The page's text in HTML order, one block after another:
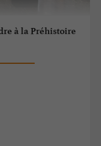
à la Préhistoire